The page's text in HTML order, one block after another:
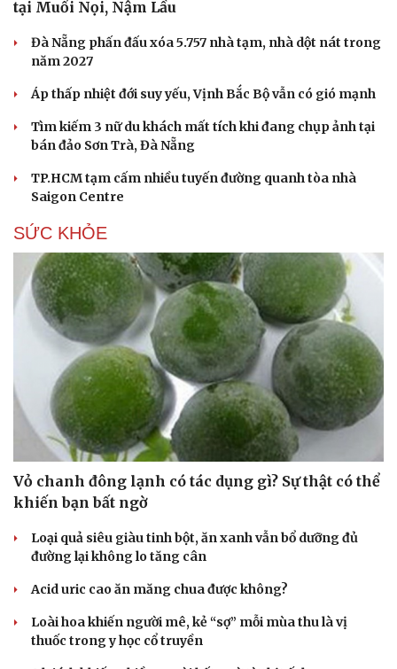
Cải chính
tại Muổi Nọi, Nậm Lầu
Đà Nẵng phấn đấu xóa 5.757 nhà tạm, nhà dột nát trong
năm 2027
Áp thấp nhiệt đới suy yếu, Vịnh Bắc Bộ vẫn có gió mạnh
Tìm kiếm 3 nữ du khách mất tích khi đang chụp ảnh tại
bán đảo Sơn Trà, Đà Nẵng
TP.HCM tạm cấm nhiều tuyến đường quanh tòa nhà
Saigon Centre
SỨC KHỎE
Vỏ chanh đông lạnh có tác dụng gì? Sự thật có thể
khiến bạn bất ngờ
Loại quả siêu giàu tinh bột, ăn xanh vẫn bổ dưỡng đủ
đường lại không lo tăng cân
Acid uric cao ăn măng chua được không?
Loài hoa khiến người mê, kẻ “sợ” mỗi mùa thu là vị
thuốc trong y học cổ truyền